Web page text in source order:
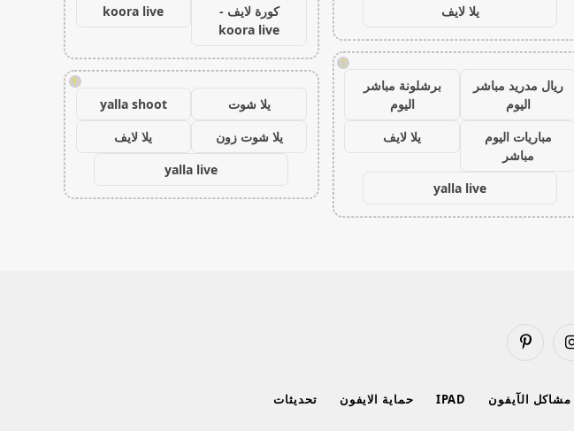
يلا لايف
!
ريال مدريد مباشر
اليوم
برشلونة مباشر
اليوم
مباريات اليوم
مباشر
يلا لايف
yalla live
كورة لايف -
koora live
koora live
!
يلا شوت
yalla shoot
يلا شوت زون
يلا لايف
yalla live
الانستغرامبينتيريست
مشاكل الآيفون IPAD حماية الايفون تحديثات